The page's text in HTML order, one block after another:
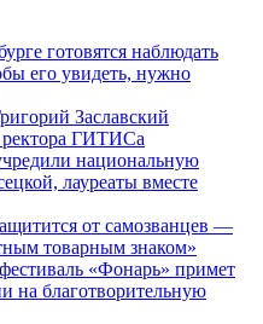
готовятся наблюдать
его увидеть, нужно
Заславский
ректора ГИТИСа
национальную
лауреаты вместе
от самозванцев —
товарным знаком»
«Фонарь» примет
на благотворительную